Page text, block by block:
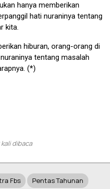
hanya memberikan
hati nuraninya tentang
kita.
hiburan, orang-orang di
tentang masalah
(*)
dibaca
Fbs Pentas Tahunan